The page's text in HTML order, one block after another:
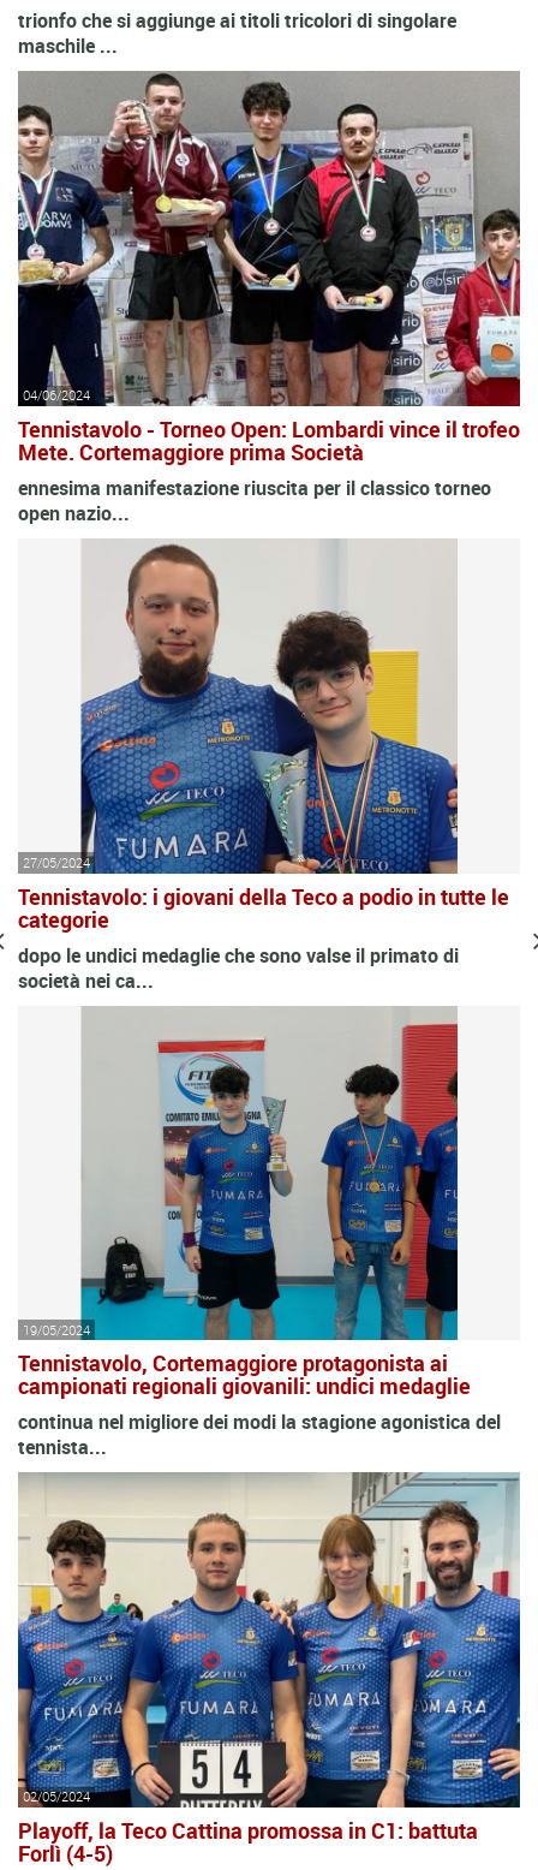
trionfo che si aggiunge ai titoli tricolori di singolare
maschile ...
04/06/2024
Tennistavolo - Torneo Open: Lombardi vince il trofeo
Mete. Cortemaggiore prima Società
ennesima manifestazione riuscita per il classico torneo
open nazio...
27/05/2024
Tennistavolo: i giovani della Teco a podio in tutte le
categorie
dopo le undici medaglie che sono valse il primato di
società nei ca...
19/05/2024
Tennistavolo, Cortemaggiore protagonista ai
campionati regionali giovanili: undici medaglie
continua nel migliore dei modi la stagione agonistica del
tennista...
02/05/2024
Playoff, la Teco Cattina promossa in C1: battuta
Forlì (4-5)